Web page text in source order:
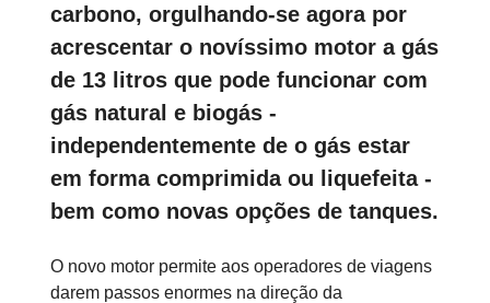
carbono, orgulhando-se agora por
acrescentar o novíssimo motor a gás
de 13 litros que pode funcionar com
gás natural e biogás -
independentemente de o gás estar
em forma comprimida ou liquefeita -
bem como novas opções de tanques.
O novo motor permite aos operadores de viagens
darem passos enormes na direção da